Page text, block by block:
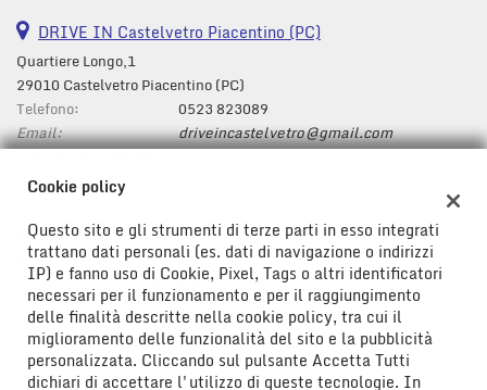
DRIVE IN Castelvetro Piacentino (PC)
Quartiere Longo,1
29010 Castelvetro Piacentino (PC)
Telefono:
0523 823089
Email:
driveincastelvetro@gmail.com
Indicazioni stradali
Dati fiscali:
Drive In Srl
Viale Don Bosco ,43/47, Riesi (CL)
C.F/P.IVA:01778580850
Registro delle imprese:CL
Cookie policy
Questo sito e gli strumenti di terze parti in esso integrati
trattano dati personali (es. dati di navigazione o indirizzi
IP) e fanno uso di Cookie, Pixel, Tags o altri identificatori
necessari per il funzionamento e per il raggiungimento
delle finalità descritte nella cookie policy, tra cui il
miglioramento delle funzionalità del sito e la pubblicità
personalizzata. Cliccando sul pulsante Accetta Tutti
dichiari di accettare l'utilizzo di queste tecnologie. In